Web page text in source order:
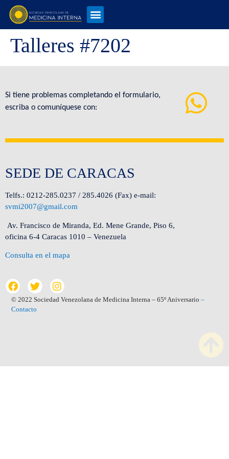
Talleres #7202
Si tiene problemas completando el formulario,
escriba o comuníquese con:
SEDE DE CARACAS
Telfs.: 0212-285.0237 / 285.4026 (Fax) e-mail:
svmi2007@gmail.com
Av. Francisco de Miranda, Ed. Mene Grande, Piso 6,
oficina 6-4 Caracas 1010 – Venezuela
Consulta en el mapa
© 2022 Sociedad Venezolana de Medicina Interna – 65º Aniversario –
Contacto